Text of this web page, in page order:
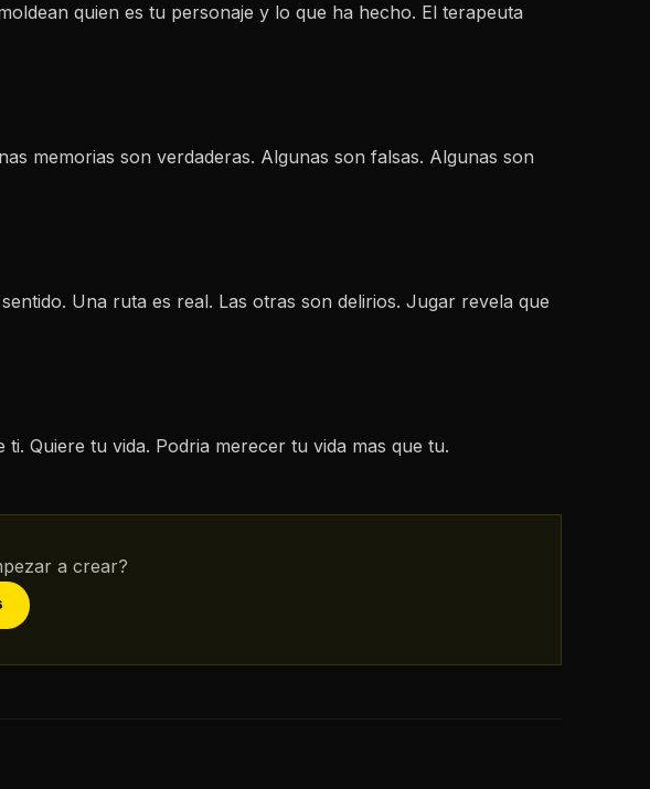
quien es tu personaje y lo que ha hecho. El terapeuta
memorias son verdaderas. Algunas son falsas. Algunas son
Una ruta es real. Las otras son delirios. Jugar revela que
Quiere tu vida. Podria merecer tu vida mas que tu.
a crear?